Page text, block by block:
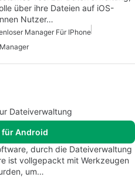
über ihre Dateien auf iOS-
Nutzer…
Manager Für IPhone
Dateiverwaltung
für Android
durch die Dateiverwaltung
ist vollgepackt mit Werkzeugen
um…